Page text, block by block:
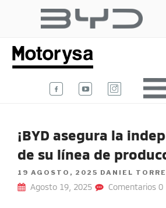
COLOMBIA
¡BYD asegura la
de su línea de
POSTED
ON
19 AGOSTO, 2025 DANIEL
Agosto 19, 2025 Comentarios 0